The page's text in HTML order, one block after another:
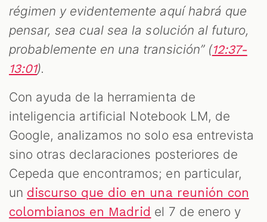
régimen y evidentemente aquí habrá que
pensar, sea cual sea la solución al futuro,
probablemente en una transición” (12:37-
13:01).
Con ayuda de la herramienta de
inteligencia artificial Notebook LM, de
Google, analizamos no solo esa entrevista
sino otras declaraciones posteriores de
Cepeda que encontramos; en particular,
un discurso que dio en una reunión con
colombianos en Madrid el 7 de enero y